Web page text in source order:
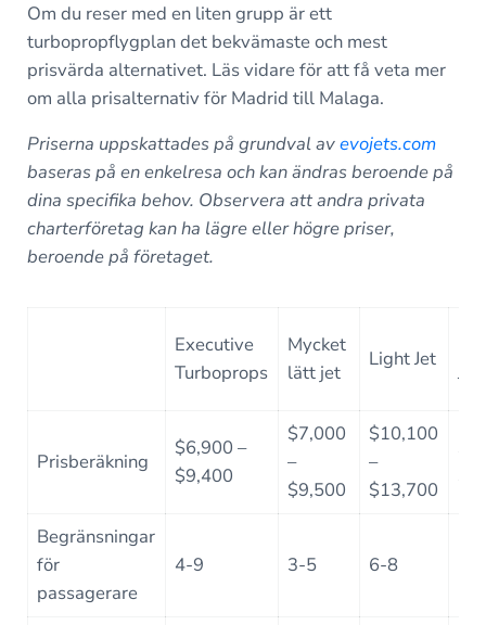
Om du reser med en liten grupp är ett
turbopropflygplan det bekvämaste och mest
prisvärda alternativet. Läs vidare för att få veta mer
om alla prisalternativ för Madrid till Malaga.
Priserna uppskattades på grundval avevojets.com
baseras på en enkelresa och kan ändras beroende på
dina specifika behov. Observera att andra privata
charterföretag kan ha lägre eller högre priser,
beroende på företaget.
Executive
Turboprops
Mycket
lätt jet
Light Jet
Jet
Prisberäkning
$6,900 –
$9,400
$7,000
–
$9,500
$10,100
–
$13,700
Begränsningar
för
passagerare
4-9 3-5 6-8